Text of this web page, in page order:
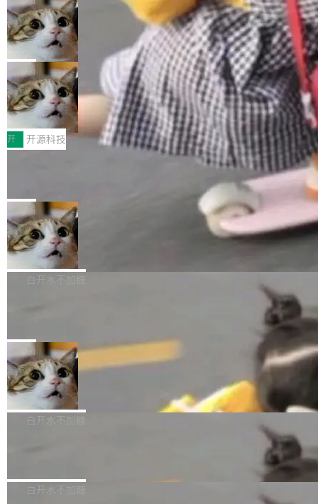
现实 过去两年，CIO们的焦虑清单上多了两项：
一是如何让大模型和智能体应用安全地从PoC走
向生产，二是如何让测试团队跟得上AI应用...
设置，如果用布尔值 + 可空字段来表示——bool
ean 表示是否可切换，nullable 的默认模式、浅
色方案、深色方案——会产生大量无意义的组
合。方案缺了、配置冲突了、全 null 了。要知道
哪些组合有效，作者说，你得靠"文档、校验、或
者部落知识"。 换个写法。Rust 的 enum，两个
变体：Switchable...
个"AI 知识库 + 聊天机器人"——每个大厂都在
做，没什么新鲜的。 但 Kenton Varda 在 Twitte
r 上把事情说清楚了： 今天我们发布了 Cloudfla
re OS，一个带连接器的聊天机器人，跟其他所
有科技公司做的一样。只不过，实际上它不一
样。这是 Sandstorm.io 的重制版，我十年前的
那个创业公司。不同的是，这次它构建在 Cloudf
lare Workers 上——我花了九年时间搭建的平台
——并且深度集成了 AI。这基本上是我十年秘密
Deno 团队开源 Celld，可自托管的分
布式 Durable Objects
Ryan Dahl 领导的 Deno 团队推出了最新开源项
目 Celld，一个能在自己机器上运行 Cloudflare
Workers 和 Durable Objects 的守护进程。 设
计思路很直接：每个对象是一个独立的 SQLite
数据库，按名称寻址，复制到你自己的 S3 兼容
存储库里。节点之间只通过这个存储库协调——
没有控制平面，没有共识协议。每个对象自带一
个小型数据库，应用天然按分片构建，单个数据
库的竞争和爆炸半径问题在设计层面就被消除
了。 闲置的 cell 会休眠到几乎不占资源。当 cel
l 迁移或唤醒时，新宿主从 S3 恢复 SQLite 数据
库继续执行。存储库是持久化的唯一真相...
局
鲁大师7月新机性能/流畅/AI榜：vivo夺
性能、流畅双第一，三星Galaxy Z系列
新折叠缺席
2026年7月的手机市场，由于存储等硬件成本暴
增，手机厂商的日子也不好过啊，新机速度明显
放缓，因此硝烟味淡了许多。新机参数规格除开
高价的三星折叠（三星Galaxy Z Fold8 Ultra / Z
Fold8 / Z Flip8）外，其余要么是中低端机器，
例如iQOO Z11i、REDMI Note 17、REDMI No
te 17 Pro、OPPO K15，要么是vivo X300 E这
样的次旗舰。 Galaxy Z Fold8 Ultra / Z Fold8 /
Z Flip8三款折叠屏新机均在7月22日发布，且全
部搭载骁龙8 Elite Gen5 for Galaxy，它们本该
开 开源科技
Zed 编辑器团队发布了新项目——DeltaDB，一
个在 git commit 之间记录每一次编辑操作的版
本控制系统。目前处于 Early Access 阶段。 De
ltaDB 的核心思路直接写在 landing page 最显
眼的位置：「Software is made between com
mits」——软件是在 commit 之间写出来的。git
是把这段空隙补上。 回退到任何一次编辑：Delt
aDB 捕获 commit 之间的每一次操作，...
局
SpaceXAI 单季资本开支达 183 亿美元
根据风险投资人Tomer Tunguz 博客（VC 分
析）披露的最新分析与第二季度业绩报告，Spac
微软同期总资本开支的四成。 与亚马逊、Alpha
bet、微软以及 Meta 等传统科技巨头相比，Spa
ceXAI的资金消耗速度尤为引人瞩目。然而，支
撑庞大支出的资金来源却呈现出截然不同的面
貌。数据显示，微软和 Meta 主要依托充沛的经
白开水不加糖
一个在终端里运行的编程 agent；Muse Spark
1.2，驱动这个 agent 的新模型。一句话概括：
你可以用 curl -fsSL https://dev.meta.ai/install.
sh | bash 安装一个能在大项目里自动规划、写
代码、验证结果的 AI 终端工具。 据介绍，Muse
个主 agent 循环，外加一组后台 agent。这些后
局
美团开源 LoHoSearch，用知识图谱校
准 AI 能力认知
机器出题的前提，是让机器拥有全局视野。整个
构建流程可以分为四个环节：建图 → 控制难度
白开水不加糖
库，并将作为transport接入Mooncake TENT。
白开水不加糖